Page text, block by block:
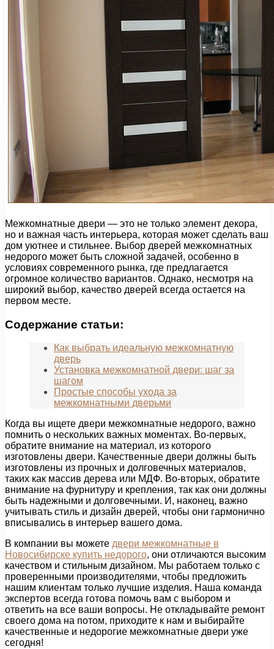
Межкомнатные двери — это не только элемент декора,
но и важная часть интерьера, которая может сделать ваш
дом уютнее и стильнее. Выбор дверей межкомнатных
недорого может быть сложной задачей, особенно в
условиях современного рынка, где предлагается
огромное количество вариантов. Однако, несмотря на
широкий выбор, качество дверей всегда остается на
первом месте.
Содержание статьи:
Как выбрать идеальную межкомнатную
дверь
Установка межкомнатной двери: шаг за
шагом
Простые способы ухода за
межкомнатными дверьми
Когда вы ищете двери межкомнатные недорого, важно
помнить о нескольких важных моментах. Во-первых,
обратите внимание на материал, из которого
изготовлены двери. Качественные двери должны быть
изготовлены из прочных и долговечных материалов,
таких как массив дерева или МДФ. Во-вторых, обратите
внимание на фурнитуру и крепления, так как они должны
быть надежными и долговечными. И, наконец, важно
учитывать стиль и дизайн дверей, чтобы они гармонично
вписывались в интерьер вашего дома.
В компании вы можете двери межкомнатные в
Новосибирске купить недорого, они отличаются высоким
качеством и стильным дизайном. Мы работаем только с
проверенными производителями, чтобы предложить
нашим клиентам только лучшие изделия. Наша команда
экспертов всегда готова помочь вам с выбором и
ответить на все ваши вопросы. Не откладывайте ремонт
своего дома на потом, приходите к нам и выбирайте
качественные и недорогие межкомнатные двери уже
сегодня!